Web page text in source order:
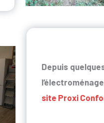
Depuis
site Proxi